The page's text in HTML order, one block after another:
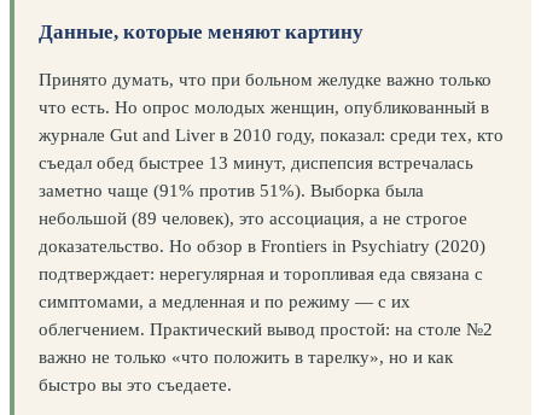
Данные, которые меняют картину
Принято думать, что при больном желудке важно только
что есть. Но опрос молодых женщин, опубликованный в
журнале Gut and Liver в 2010 году, показал: среди тех, кто
съедал обед быстрее 13 минут, диспепсия встречалась
заметно чаще (91% против 51%). Выборка была
небольшой (89 человек), это ассоциация, а не строгое
доказательство. Но обзор в Frontiers in Psychiatry (2020)
подтверждает: нерегулярная и торопливая еда связана с
симптомами, а медленная и по режиму — с их
облегчением. Практический вывод простой: на столе №2
важно не только «что положить в тарелку», но и как
быстро вы это съедаете.